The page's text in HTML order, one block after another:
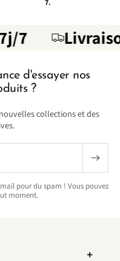
7.
Livraison
d'essayer nos
?
collections et des
pour du spam ! Vous pouvez
moment.